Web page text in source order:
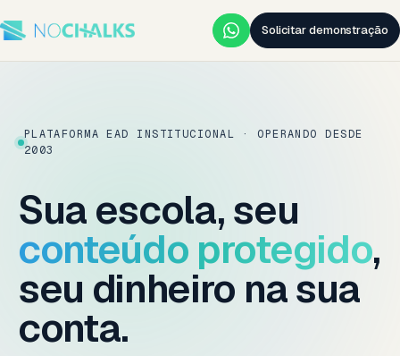
Solicitar demonstração
PLATAFORMA EAD INSTITUCIONAL · OPERANDO DESDE
2003
Sua escola, seu
conteúdo protegido,
seu dinheiro na sua
conta.